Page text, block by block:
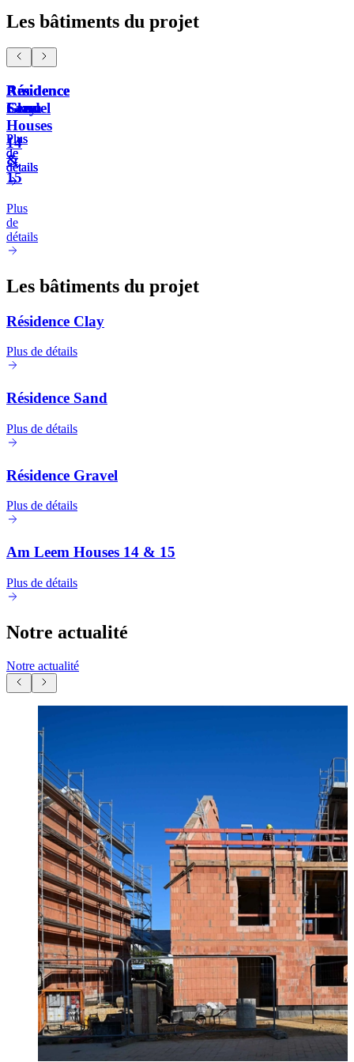
Les bâtiments du projet
Résidence
Clay
Plus
de
détails
Résidence
Sand
Plus
de
détails
Résidence
Gravel
Plus
de
détails
Am
Leem
Houses
14
&
15
Plus
de
détails
Les bâtiments du projet
Résidence Clay
Plus de détails
Résidence Sand
Plus de détails
Résidence Gravel
Plus de détails
Am Leem Houses 14 & 15
Plus de détails
Notre actualité
Notre actualité